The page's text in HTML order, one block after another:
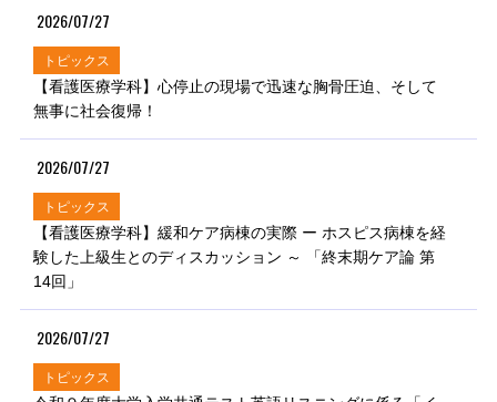
2026/07/27
トピックス
【看護医療学科】心停止の現場で迅速な胸骨圧迫、そして
無事に社会復帰！
2026/07/27
トピックス
【看護医療学科】緩和ケア病棟の実際 ー ホスピス病棟を経
験した上級生とのディスカッション ～ 「終末期ケア論 第
14回」
2026/07/27
トピックス